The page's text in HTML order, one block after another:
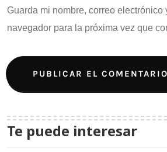
Guarda mi nombre, correo electrónico
navegador para la próxima vez que
Te puede interesar